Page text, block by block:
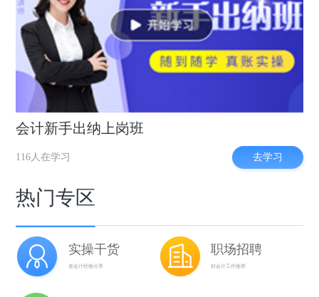
会计新手出纳上岗班
116人在学习 去学习
热门专区
实操干货
老会计经验分享
职场招聘
好会计工作推荐